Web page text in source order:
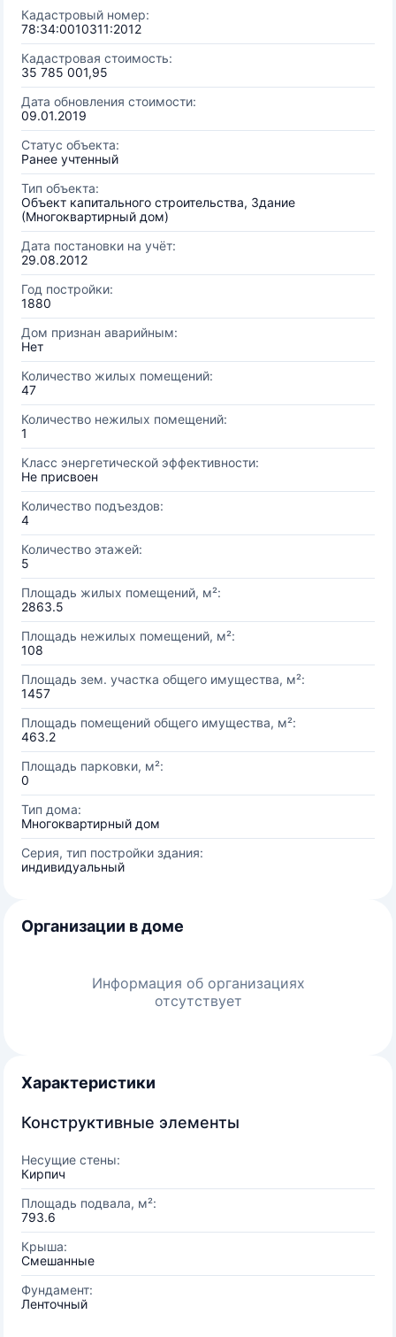
Кадастровый номер:
78:34:0010311:2012
Кадастровая стоимость:
35 785 001,95
Дата обновления стоимости:
09.01.2019
Статус объекта:
Ранее учтенный
Тип объекта:
Объект капитального строительства, Здание
(Многоквартирный дом)
Дата постановки на учёт:
29.08.2012
Год постройки:
1880
Дом признан аварийным:
Нет
Количество жилых помещений:
47
Количество нежилых помещений:
1
Класс энергетической эффективности:
Не присвоен
Количество подъездов:
4
Количество этажей:
5
Площадь жилых помещений, м²:
2863.5
Площадь нежилых помещений, м²:
108
Площадь зем. участка общего имущества, м²:
1457
Площадь помещений общего имущества, м²:
463.2
Площадь парковки, м²:
0
Тип дома:
Многоквартирный дом
Серия, тип постройки здания:
индивидуальный
Организации в доме
Информация об организациях
отсутствует
Характеристики
Конструктивные элементы
Несущие стены:
Кирпич
Площадь подвала, м²:
793.6
Крыша:
Смешанные
Фундамент:
Ленточный